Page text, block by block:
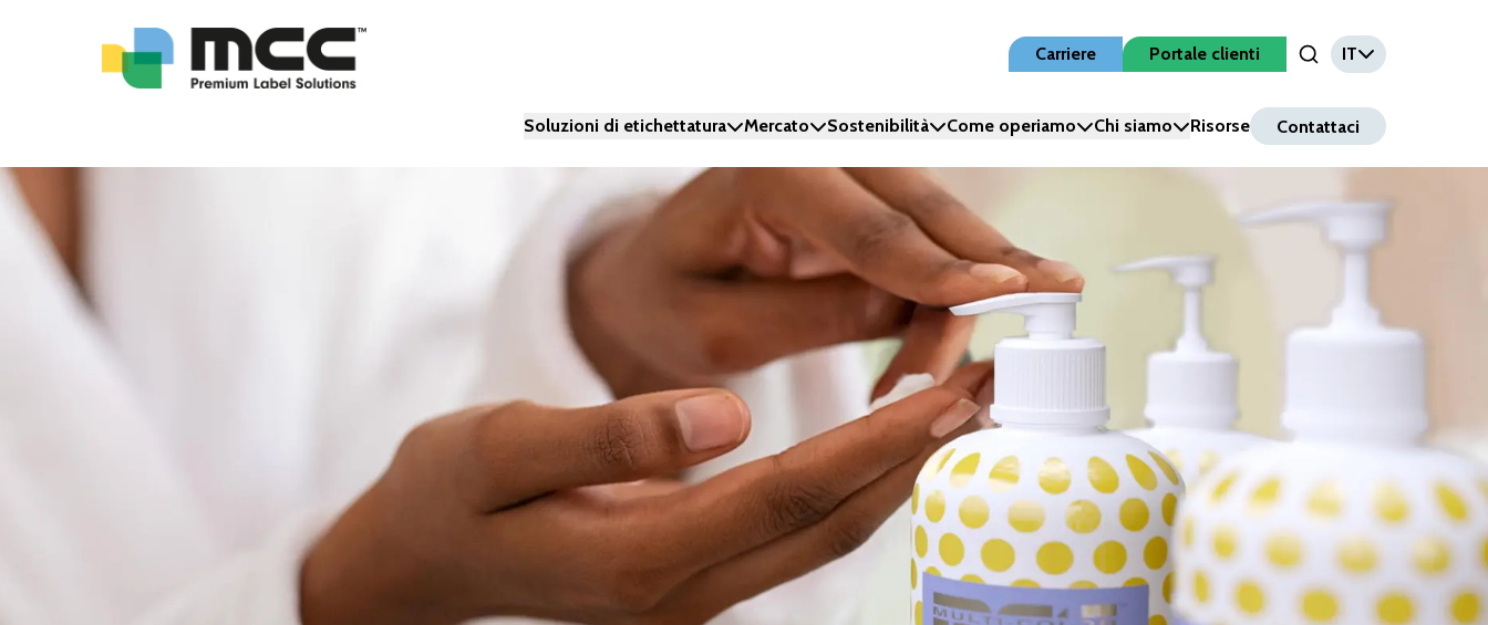
Carriere
Portale clienti
Open Search Input
IT
Soluzioni di etichettatura Mercato Sostenibilità Come operiamo Chi siamo Risorse Contattaci